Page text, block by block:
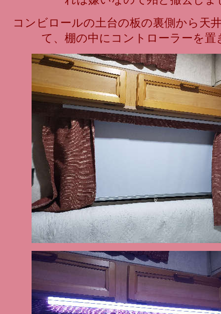
コンビロールの土台の板の裏側から天
て、棚の中にコントローラーを置